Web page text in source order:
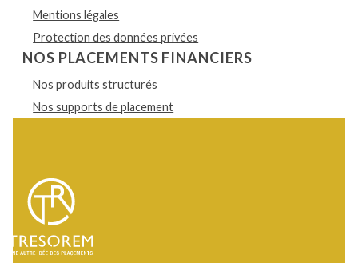
Mentions légales
Protection des données privées
NOS PLACEMENTS FINANCIERS
Nos produits structurés
Nos supports de placement